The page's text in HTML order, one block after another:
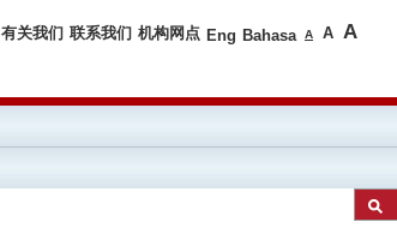
有关我们 联系我们 机构网点 Eng Bahasa A A A